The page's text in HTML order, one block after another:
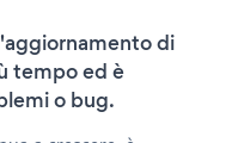
di
tempo ed è
o bug.